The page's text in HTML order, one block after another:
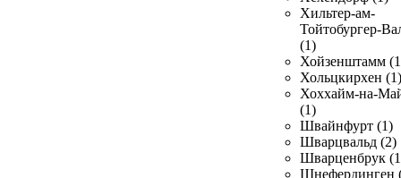
Хильтер-ам-
Тойтобургер-
(1)
Хойзенштамм
Хольцкирхен (1)
Хоххайм-на-
(1)
Швайнфурт (1)
Шварцвальд (2)
Шварценбрук
Шнефердинген